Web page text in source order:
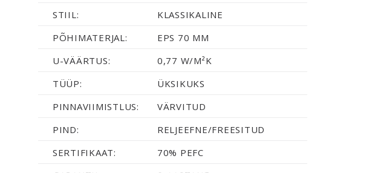
STIIL:
KLASSIKALINE
PÕHIMATERJAL:
EPS 70 MM
U-VÄÄRTUS:
0,77 W/M²K
TÜÜP:
ÜKSIKUKS
PINNAVIIMISTLUS:
VÄRVITUD
PIND:
RELJEEFNE/FREESITUD
SERTIFIKAAT:
70% PEFC